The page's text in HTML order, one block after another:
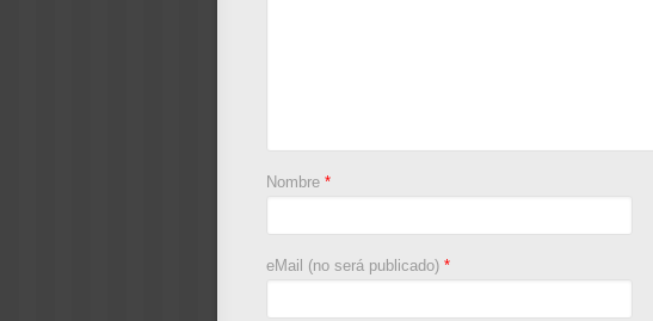
Nombre *
eMail (no será publicado) *